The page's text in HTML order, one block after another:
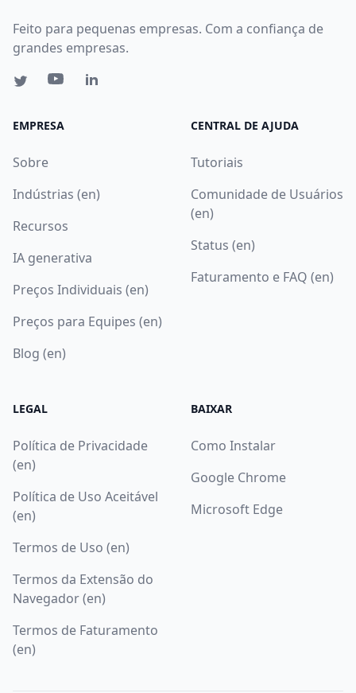
Feito para pequenas empresas. Com a confiança de
grandes empresas.
EMPRESA
Sobre
Indústrias (en)
Recursos
IA generativa
Preços Individuais (en)
Preços para Equipes (en)
Blog (en)
CENTRAL DE AJUDA
Tutoriais
Comunidade de Usuários
(en)
Status (en)
Faturamento e FAQ (en)
LEGAL
Política de Privacidade
(en)
Política de Uso Aceitável
(en)
Termos de Uso (en)
Termos da Extensão do
Navegador (en)
Termos de Faturamento
(en)
BAIXAR
Como Instalar
Google Chrome
Microsoft Edge